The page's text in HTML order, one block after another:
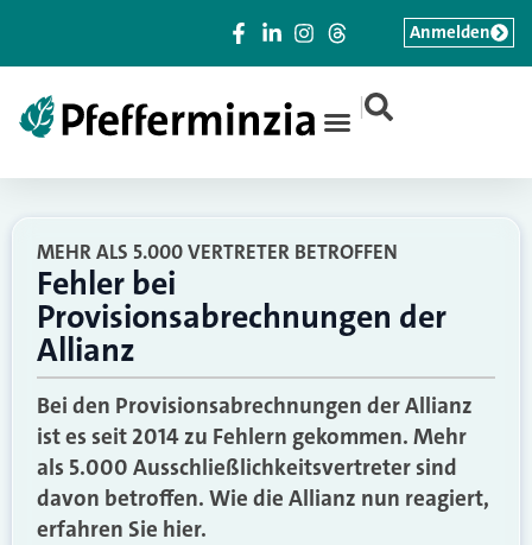
|
Anmelden
MEHR ALS 5.000 VERTRETER BETROFFEN
Fehler bei
Provisionsabrechnungen der
Allianz
Bei den Provisionsabrechnungen der Allianz
ist es seit 2014 zu Fehlern gekommen. Mehr
als 5.000 Ausschließlichkeitsvertreter sind
davon betroffen. Wie die Allianz nun reagiert,
erfahren Sie hier.